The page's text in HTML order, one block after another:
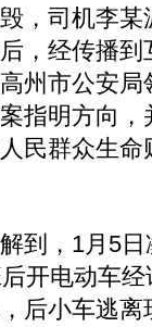
，司机李
，经传播
州市公安
指明方向
民群众生命
，1月5日
开电动车
后小车逃